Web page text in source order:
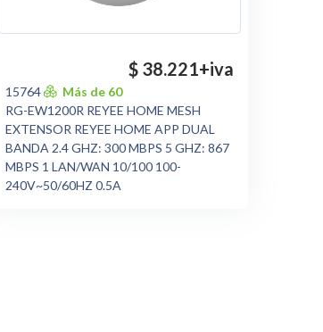
$ 38.221+iva
15764
Más de 60
RG-EW1200R REYEE HOME MESH
EXTENSOR REYEE HOME APP DUAL
BANDA 2.4 GHZ: 300 MBPS 5 GHZ: 867
MBPS 1 LAN/WAN 10/100 100-
240V~50/60HZ 0.5A